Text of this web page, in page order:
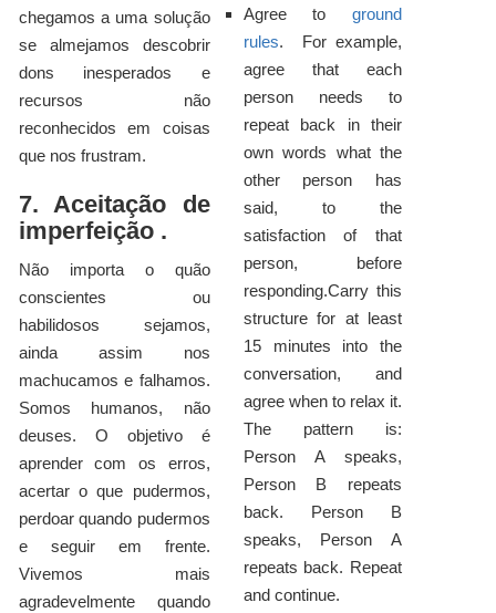
chegamos a uma solução
se almejamos descobrir
dons inesperados e
recursos não
reconhecidos em coisas
que nos frustram.
7. Aceitação de
imperfeição .
Não importa o quão
conscientes ou
habilidosos sejamos,
ainda assim nos
machucamos e falhamos.
Somos humanos, não
deuses. O objetivo é
aprender com os erros,
acertar o que pudermos,
perdoar quando pudermos
e seguir em frente.
Vivemos mais
agradevelmente quando
Agree to ground
rules. For example,
agree that each
person needs to
repeat back in their
own words what the
other person has
said, to the
satisfaction of that
person, before
responding.Carry this
structure for at least
15 minutes into the
conversation, and
agree when to relax it.
The pattern is:
Person A speaks,
Person B repeats
back. Person B
speaks, Person A
repeats back. Repeat
and continue.